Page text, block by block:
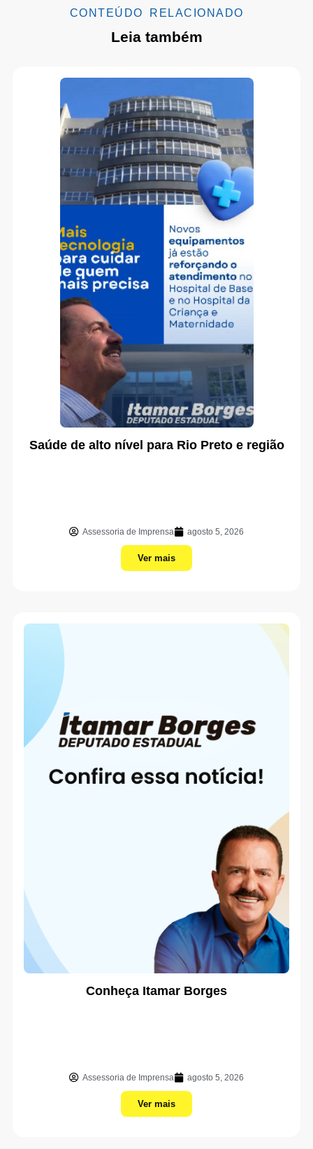
CONTEÚDO RELACIONADO
Leia também
Saúde de alto nível para Rio Preto e região
Assessoria de Imprensa agosto 5, 2026
Ver mais
Conheça Itamar Borges
Assessoria de Imprensa agosto 5, 2026
Ver mais